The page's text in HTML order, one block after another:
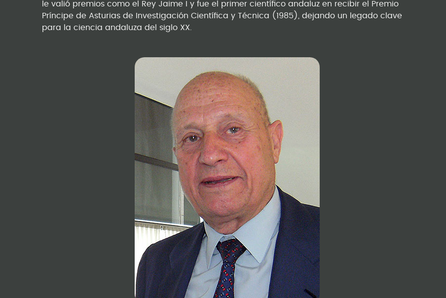
le valió premios como el Rey Jaime I y fue el primer científico andaluz en recibir el Premio
Príncipe de Asturias de Investigación Científica y Técnica (1985), dejando un legado clave
para la ciencia andaluza del siglo XX.